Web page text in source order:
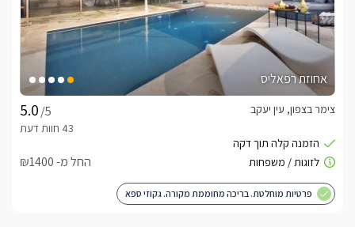
אחוזת רפאליס
/5
צימר בצפון, עין יעקב
החל מ- ₪1400
פרטיות מוחלטת. בריכה מחוממת מקורה. גקוזי ספא